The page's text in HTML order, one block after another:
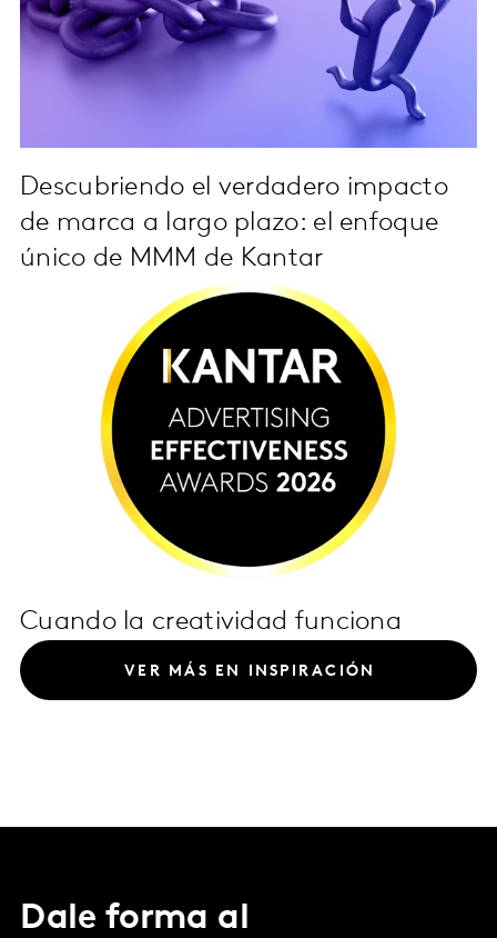
Descubriendo el verdadero impacto
de marca a largo plazo: el enfoque
único de MMM de Kantar
Cuando la creatividad funciona
VER MÁS EN INSPIRACIÓN
Dale forma al